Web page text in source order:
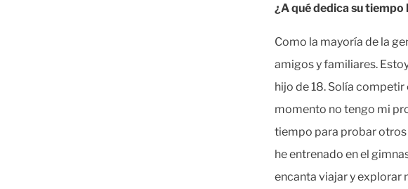
¿A qué dedica su tiempo
Como la mayoría de la
amigos y familiares.
hijo de 18. Solía
momento no tengo mi
tiempo para probar otros
he entrenado en el
encanta viajar y explorar